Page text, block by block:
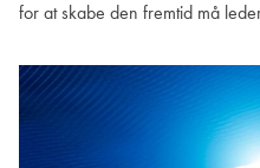
for at skabe den fremtid må